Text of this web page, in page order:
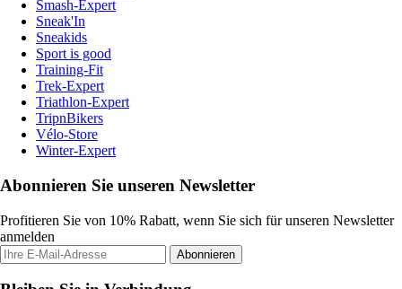
Smash-Expert
Sneak'In
Sneakids
Sport is good
Training-Fit
Trek-Expert
Triathlon-Expert
TripnBikers
Vélo-Store
Winter-Expert
Abonnieren Sie unseren Newsletter
Profitieren Sie von 10% Rabatt, wenn Sie sich für unseren Newsletter
anmelden
Abonnieren